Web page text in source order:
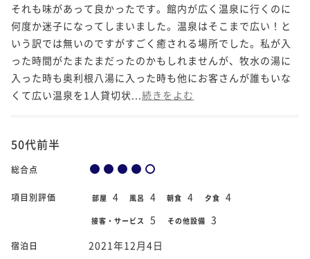
それも味があって良かったです。館内が広く温泉に行くのに
何度か迷子になってしまいました。温泉はそこまで広い！と
いう訳では無いのですがすごく癒される場所でした。私が入
った時間がたまたまだったのかもしれませんが、牧水の湯に
入った時も奥利根八湯に入った時も他にお客さんが誰もいな
くて広い温泉を1人貸切状... 続きをよむ
50代前半
総合点
項目別評価 部屋 4 風呂 4 朝食 4 夕食 4
接客・サービス 5 その他設備 3
宿泊日 2021年12月4日